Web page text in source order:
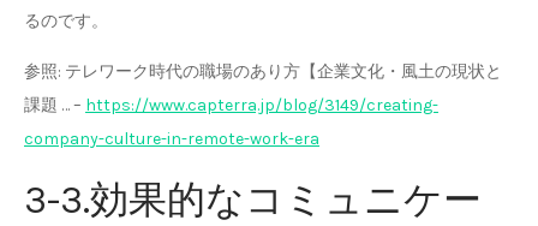
るのです。
参照: テレワーク時代の職場のあり方【企業文化・風土の現状と
課題 … – https://www.capterra.jp/blog/3149/creating-
company-culture-in-remote-work-era
3-3.効果的なコミュニケー